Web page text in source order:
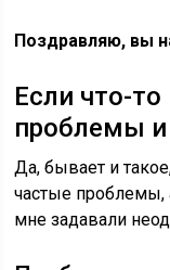
Поздравляю, вы
Если что-
проблемы
Да, бывает и
частые проблемы,
мне задавали